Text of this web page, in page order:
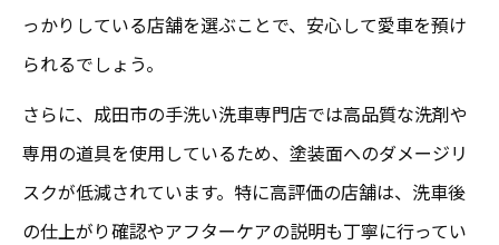
っかりしている店舗を選ぶことで、安心して愛車を預け
られるでしょう。
さらに、成田市の手洗い洗車専門店では高品質な洗剤や
専用の道具を使用しているため、塗装面へのダメージリ
スクが低減されています。特に高評価の店舗は、洗車後
の仕上がり確認やアフターケアの説明も丁寧に行ってい